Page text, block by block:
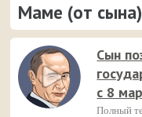
Маме (от сына)
Сын
с 8
Полный